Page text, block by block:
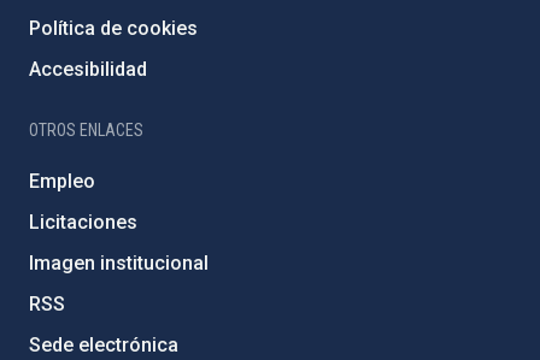
Política de cookies
Accesibilidad
OTROS ENLACES
Empleo
Licitaciones
Imagen institucional
RSS
Sede electrónica